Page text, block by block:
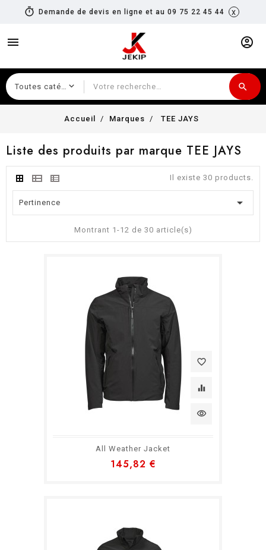
timer Demande de devis en ligne et au 09 75 22 45 44 x
menu account_circle
search
Accueil Marques TEE JAYS
Liste des produits par marque TEE JAYS
Il existe 30 products.
Pertinence 
Montrant 1-12 de 30 article(s)
favorite_border
equalizer
visibility
All Weather Jacket
145,82 €